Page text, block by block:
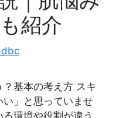
紹介
基本の考え方 スキ
い」と思っていませ
環境や役割が違う